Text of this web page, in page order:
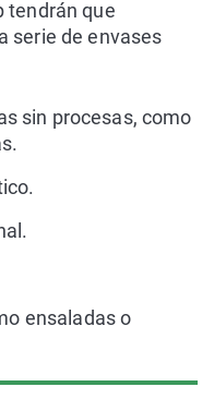
tendrán que
serie de envases
sin procesas, como
ensaladas o